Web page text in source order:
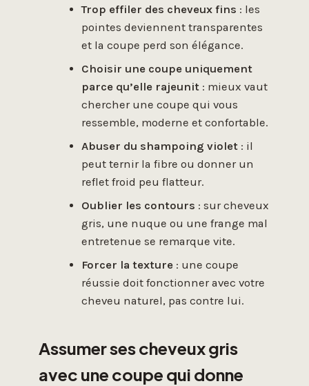
Trop effiler des cheveux fins : les
pointes deviennent transparentes
et la coupe perd son élégance.
Choisir une coupe uniquement
parce qu’elle rajeunit : mieux vaut
chercher une coupe qui vous
ressemble, moderne et confortable.
Abuser du shampoing violet : il
peut ternir la fibre ou donner un
reflet froid peu flatteur.
Oublier les contours : sur cheveux
gris, une nuque ou une frange mal
entretenue se remarque vite.
Forcer la texture : une coupe
réussie doit fonctionner avec votre
cheveu naturel, pas contre lui.
Assumer ses cheveux gris
avec une coupe qui donne